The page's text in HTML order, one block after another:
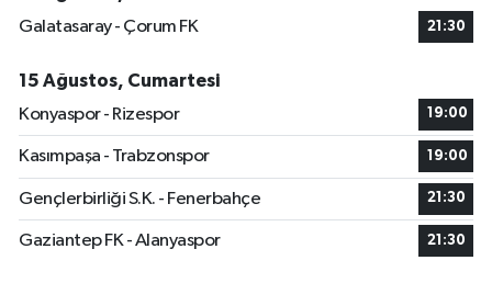
Galatasaray - Çorum FK
21:30
15 Ağustos, Cumartesi
Konyaspor - Rizespor
19:00
Kasımpaşa - Trabzonspor 19:00
Gençlerbirliği S.K. - Fenerbahçe 21:30
Gaziantep FK - Alanyaspor 21:30